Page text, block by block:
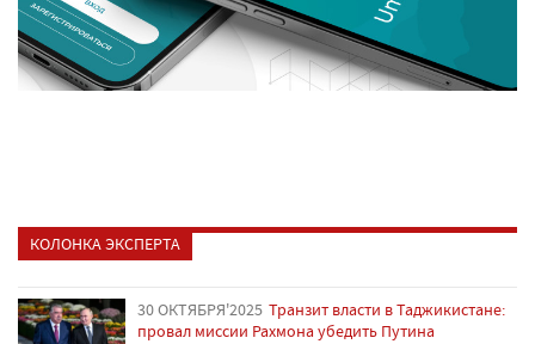
КОЛОНКА ЭКСПЕРТА
30 ОКТЯБРЯ'2025 Транзит власти в Таджикистане:
провал миссии Рахмона убедить Путина